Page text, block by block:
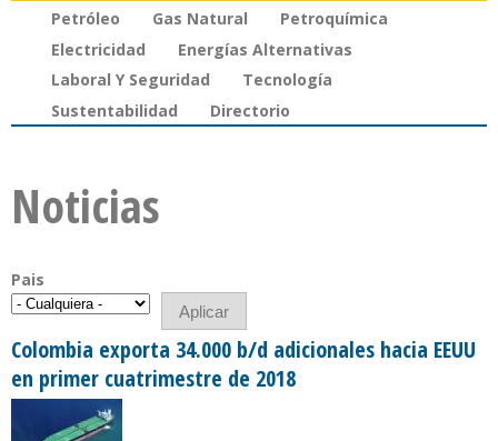
Petróleo Gas Natural
Petroquímica
Electricidad
Energías Alternativas
Laboral Y Seguridad
Tecnología
Sustentabilidad
Directorio
Noticias
Pais
Colombia exporta 34.000 b/d adicionales hacia EEUU
en primer cuatrimestre de 2018